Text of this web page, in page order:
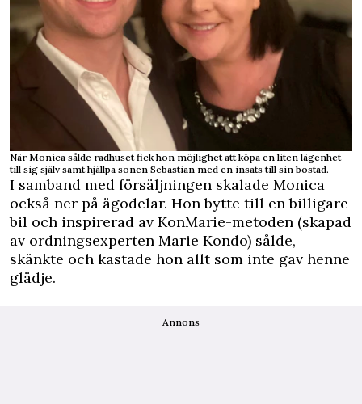
När Monica sålde radhuset fick hon möjlighet att köpa en liten lägenhet
till sig själv samt hjällpa sonen Sebastian med en insats till sin bostad.
I samband med försäljningen skalade Monica
också ner på ägodelar. Hon bytte till en billigare
bil och inspirerad av KonMarie-metoden (skapad
av ordningsexperten Marie Kondo) sålde,
skänkte och kastade hon allt som inte gav henne
glädje.
Annons